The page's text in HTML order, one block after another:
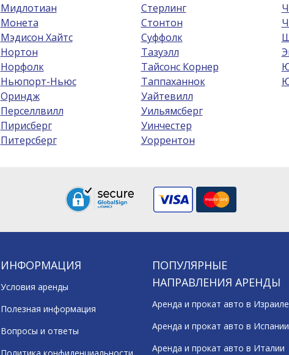
Мидлотиан
Монета
Мэдисон Хайтс
Нортон
Норфолк
Ньюпорт-Ньюс
Ориндж
Перселлвилл
Пирисберг
Питерсберг
Стерлинг
Стонтон
Суффолк
Тазуэлл
Тайсонс Корнер
Таппаханнок
Уайтевилл
Уильямсберг
Уинчестер
Уоррентон
ИНФОРМАЦИЯ
Условия аренды
Полезная информация
Вопросы и ответы
ПОПУЛЯРНЫЕ
НАПРАВЛЕНИЯ АРЕНДЫ
Аренда и прокат авто в Израиле
Аренда и прокат авто в Испании
Аренда и прокат авто в Италии